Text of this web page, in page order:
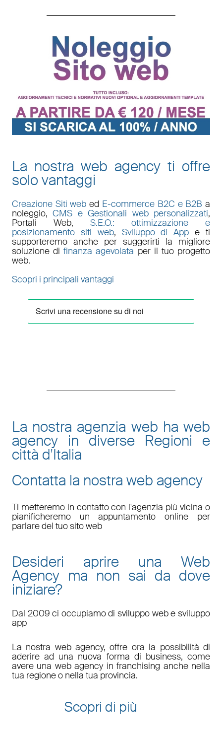
La nostra web agency ti offre
solo vantaggi
Creazione Siti web ed E-commerce B2C e B2B a
noleggio,CMS e Gestionali web personalizzati,
Portali Web,S.E.O.: ottimizzazione e
posizionamento siti web, Sviluppo di App e ti
supporteremo anche per suggerirti la migliore
soluzione difinanza agevolata per il tuo progetto
web.
Scopri i principali vantaggi
La nostra agenzia web ha web
agency in diverse Regioni e
città d'Italia
Contatta la nostra web agency
Ti metteremo in contatto con l'agenzia più vicina o
pianificheremo un appuntamento online per
parlare del tuo sito web
Desideri aprire una Web
Agency ma non sai da dove
iniziare?
Dal 2009 ci occupiamo di sviluppo web e sviluppo
app
La nostra web agency, offre ora la possibilità di
aderire ad una nuova forma di business, come
avere una web agency in franchising anche nella
tua regione o nella tua provincia.
Scopri di più